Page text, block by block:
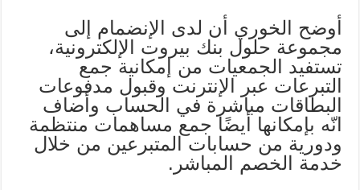
أوضح الخوري أن لدى الإنضمام إلى
مجموعة حلول بنك بيروت الإلكترونية،
تستفيد الجمعيات من إمكانية جمع
التبرعات عبر الإنترنت وقبول مدفوعات
البطاقات مباشرة في الحساب وأضاف
انّه بإمكانها أيضًا جمع مساهمات منتظمة
ودورية من حسابات المتبرعين من خلال
خدمة الخصم المباشر.